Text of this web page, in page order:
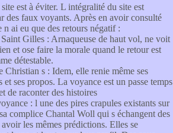
est à éviter. L intégralité du site est
des faux voyants. Après en avoir consulté
n ai eu que des retours négatif :
Gilles : Arnaqueuse de haut vol, ne voit
et ose faire la morale quand le retour est
détestable.
Christian s : Idem, elle renie même ses
et ses propos. La voyance est un passe temps
de raconter des histoires
: l une des pires crapules existants sur
complice Chantal Woll qui s échangent des
les mêmes prédictions. Elles se